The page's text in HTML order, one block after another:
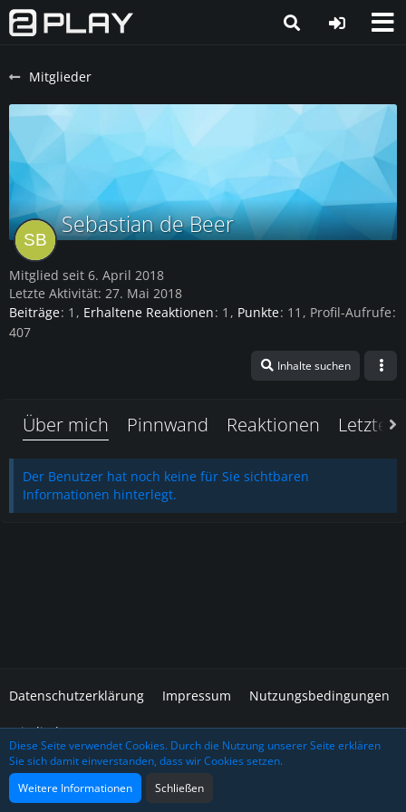
Mitglieder
Sebastian de Beer
Mitglied seit 6. April 2018
Letzte Aktivität: 27. Mai 2018
Beiträge 1 Erhaltene Reaktionen 1 Punkte 11
Profil-Aufrufe
407
Inhalte suchen
Über mich Pinnwand Reaktionen Letzte
Der Benutzer hat noch keine für Sie sichtbaren
Informationen hinterlegt.
Datenschutzerklärung Impressum Nutzungsbedingungen
Mitglieder
Community-Software:WoltLab Suite™
Diese Seite verwendet Cookies. Durch die Nutzung unserer Seite erklären
Sie sich damit einverstanden, dass wir Cookies setzen.
Weitere Informationen
Schließen